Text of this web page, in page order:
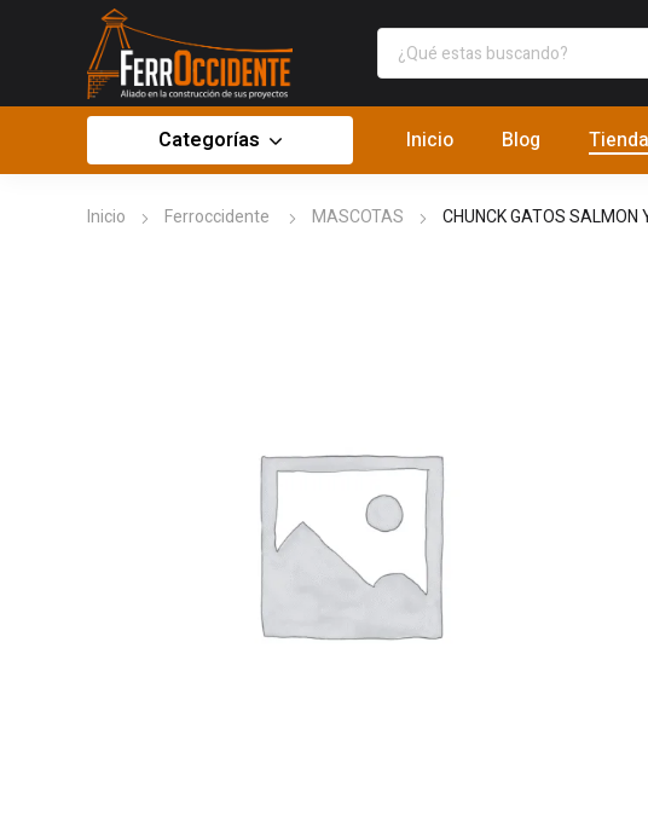
Categorías Inicio Blog Tienda
Inicio Ferroccidente MASCOTAS CHUNCK GATOS SALMON